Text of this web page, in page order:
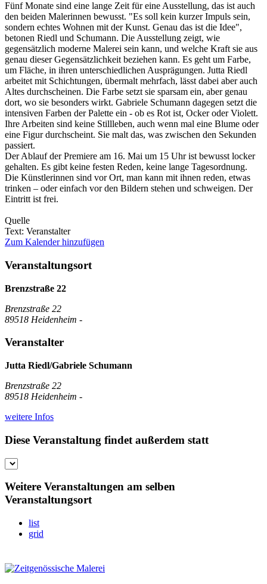
Fünf Monate sind eine lange Zeit für eine Ausstellung, das ist auch
den beiden Malerinnen bewusst. "Es soll kein kurzer Impuls sein,
sondern echtes Wohnen mit der Kunst. Genau das ist die Idee",
betonen Riedl und Schumann. Die Ausstellung zeigt, wie
gegensätzlich moderne Malerei sein kann, und welche Kraft sie aus
genau dieser Gegensätzlichkeit beziehen kann. Es geht um Farbe,
um Fläche, in ihren unterschiedlichen Ausprägungen. Jutta Riedl
arbeitet mit Schichtungen, übermalt mehrfach, lässt dabei aber auch
Altes durchscheinen. Die Farbe setzt sie sparsam ein, aber genau
dort, wo sie besonders wirkt. Gabriele Schumann dagegen setzt die
intensiven Farben der Palette ein - ob es Rot ist, Ocker oder Violett.
Ihre Arbeiten sind keine Stillleben, auch wenn mal eine Blume oder
eine Figur durchscheint. Sie malt das, was zwischen den Sekunden
passiert.
Der Ablauf der Premiere am 16. Mai um 15 Uhr ist bewusst locker
gehalten. Es gibt keine festen Reden, keine lange Tagesordnung.
Die Künstlerinnen sind vor Ort, man kann mit ihnen reden, etwas
trinken – oder einfach vor den Bildern stehen und schweigen. Der
Eintritt ist frei.
Quelle
Text: Veranstalter
Zum Kalender hinzufügen
Veranstaltungsort
Brenzstraße 22
Brenzstraße 22
89518 Heidenheim -
Veranstalter
Jutta Riedl/Gabriele Schumann
Brenzstraße 22
89518 Heidenheim -
weitere Infos
Diese Veranstaltung findet außerdem statt
Weitere Veranstaltungen am selben
Veranstaltungsort
list
grid